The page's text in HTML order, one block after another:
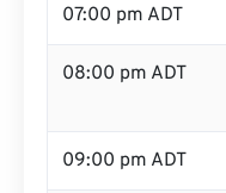
07:00 pm ADT
08:00 pm ADT
09:00 pm ADT